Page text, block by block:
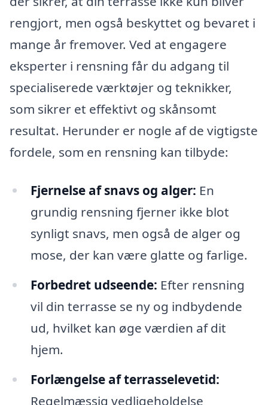
rengjort, men også beskyttet og bevaret i
mange år fremover. Ved at engagere
eksperter i rensning får du adgang til
specialiserede værktøjer og teknikker,
som sikrer et effektivt og skånsomt
resultat. Herunder er nogle af de vigtigste
fordele, som en rensning kan tilbyde:
Fjernelse af snavs og alger: En
grundig rensning fjerner ikke blot
synligt snavs, men også de alger og
mose, der kan være glatte og farlige.
Forbedret udseende: Efter rensning
vil din terrasse se ny og indbydende
ud, hvilket kan øge værdien af dit
hjem.
Forlængelse af terrasselevetid:
Regelmæssig vedligeholdelse